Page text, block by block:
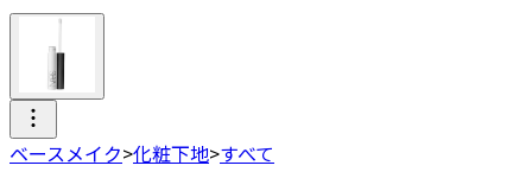
ベースメイク>化粧下地>すべて